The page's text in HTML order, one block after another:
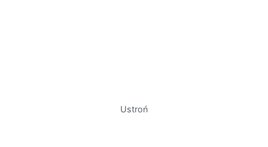
Ustroń